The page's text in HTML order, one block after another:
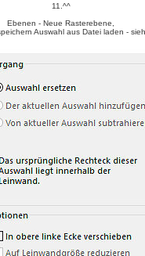
11.^^
Ebenen - Neue Rasterebene,
Auswahl aus Datei laden -